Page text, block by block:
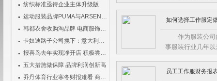
纺织标准亟待企业主体升级版
运动服装品牌PUMA与ARSENAL宣布长期合作伙伴关系
韩都衣舍收购淘品牌 电商服饰企业变身投资者
卡奴迪路子公司揽下：意大利品牌男装独家经营权
报喜鸟去年实现净开店 积极尝试移动互联
五大措施做保障 品牌利润创新高
乔丹体育行业寒冬财报难看 商标侵权成风险
其颜色呢?
如何选择工作服定
作为服装公
事服装行业几年
员工工作服财务报